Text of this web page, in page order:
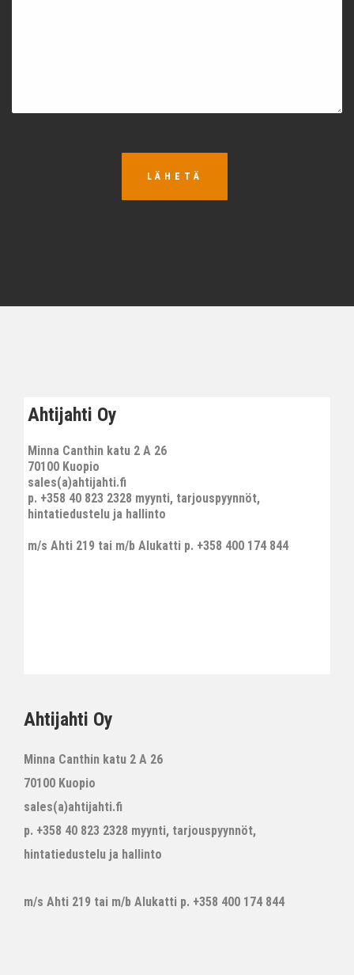
LÄHETÄ
Ahtijahti Oy
Minna Canthin katu 2 A 26
70100 Kuopio
sales(a)ahtijahti.fi
p. +358 40 823 2328 myynti, tarjouspyynnöt,
hintatiedustelu ja hallinto
m/s Ahti 219 tai m/b Alukatti p. +358 400 174 844
Ahtijahti Oy
Minna Canthin katu 2 A 26
70100 Kuopio
sales(a)ahtijahti.fi
p. +358 40 823 2328 myynti, tarjouspyynnöt,
hintatiedustelu ja hallinto
m/s Ahti 219 tai m/b Alukatti p. +358 400 174 844